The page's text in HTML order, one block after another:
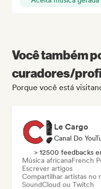
Você também
curadores/
Porque você está
Le Cargo
Canal Do
> 12500 feedbacks
Música africanaFrench
Escrever artigos
Compartilhar artistas no
SoundCloud ou Twitch